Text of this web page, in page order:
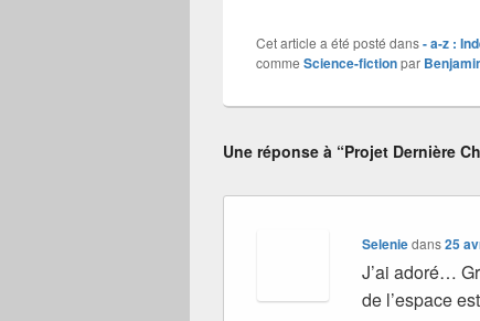
Cet article a été posté dans- a-z :
comme Science-fictionpar
Une réponse à “Projet Dernière
Seleniedans25
J’ai adoré…
de l’espace